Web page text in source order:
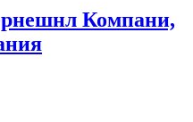
Компани,